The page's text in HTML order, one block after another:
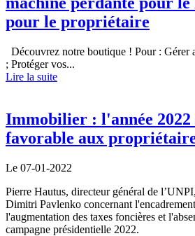
pour le propriétaire
Découvrez notre boutique ! Pour : Gérer
; Protéger vos...
Lire la suite
Immobilier : l'année 2022
favorable aux
Le 07-01-2022
Pierre Hautus, directeur général de
Dimitri Pavlenko concernant
l'augmentation des taxes foncières et
campagne présidentielle 2022.